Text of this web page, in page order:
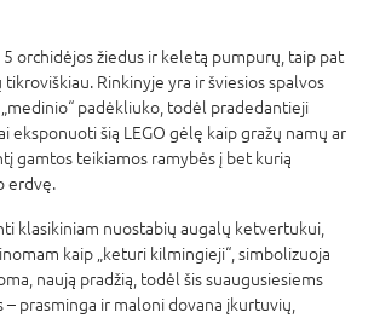
orchidėjos žiedus ir keletą pumpurų, taip pat
Rinkinyje yra ir šviesios spalvos
padėkliuko, todėl pradedantieji
eksponuoti šią LEGO gėlę kaip gražų namų ar
gamtos teikiamos ramybės į bet kurią
erdvę.
klasikiniam nuostabių augalų ketvertukui,
kaip „keturi kilmingieji“, simbolizuoja
naują pradžią, todėl šis suaugusiesiems
– prasminga ir maloni dovana įkurtuvių,